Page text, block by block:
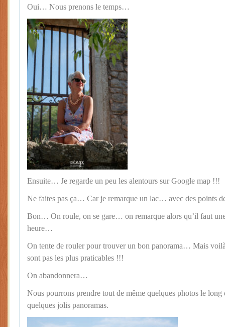
Oui… Nous prenons le temps…
Ensuite… Je regarde un peu les alentours sur Google map !!!
Ne faites pas ça… Car je remarque un lac… avec des points
Bon… On roule, on se gare… on remarque alors qu’il faut
heure…
On tente de rouler pour trouver un bon panorama… Mais
sont pas les plus praticables !!!
On abandonnera…
Nous pourrons prendre tout de même quelques photos le long
quelques jolis panoramas.